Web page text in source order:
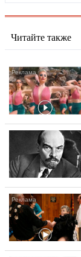
Читайте также